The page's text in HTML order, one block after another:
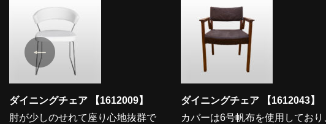
ダイニングチェア 【1612009】
肘が少しのせれて座り心地抜群で
ダイニングチェア 【1612043】
カバーは6号帆布を使用しており